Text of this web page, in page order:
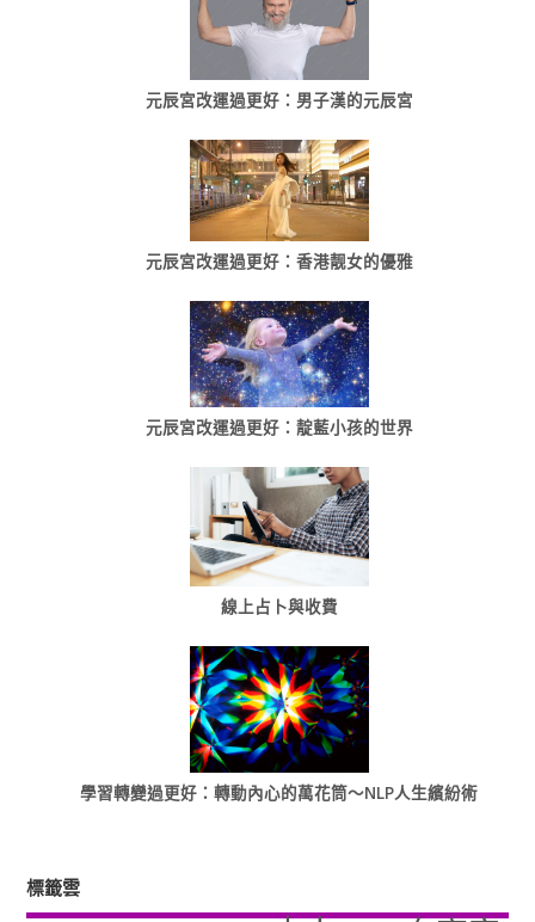
元辰宮改運過更好：男子漢的元辰宮
元辰宮改運過更好：香港靓女的優雅
元辰宮改運過更好：靛藍小孩的世界
線上占卜與收費
學習轉變過更好：轉動內心的萬花筒～NLP人生繽紛術
標籤雲